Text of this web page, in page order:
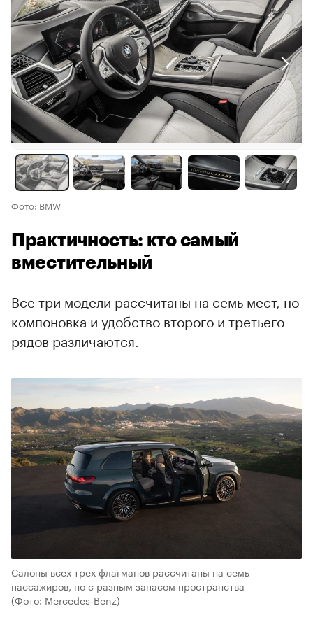
Фото: BMW
Практичность: кто самый
вместительный
Все три модели рассчитаны на семь мест, но
компоновка и удобство второго и третьего
рядов различаются.
Салоны всех трех флагманов рассчитаны на семь
пассажиров, но с разным запасом пространства
(Фото: Mercedes‑Benz)